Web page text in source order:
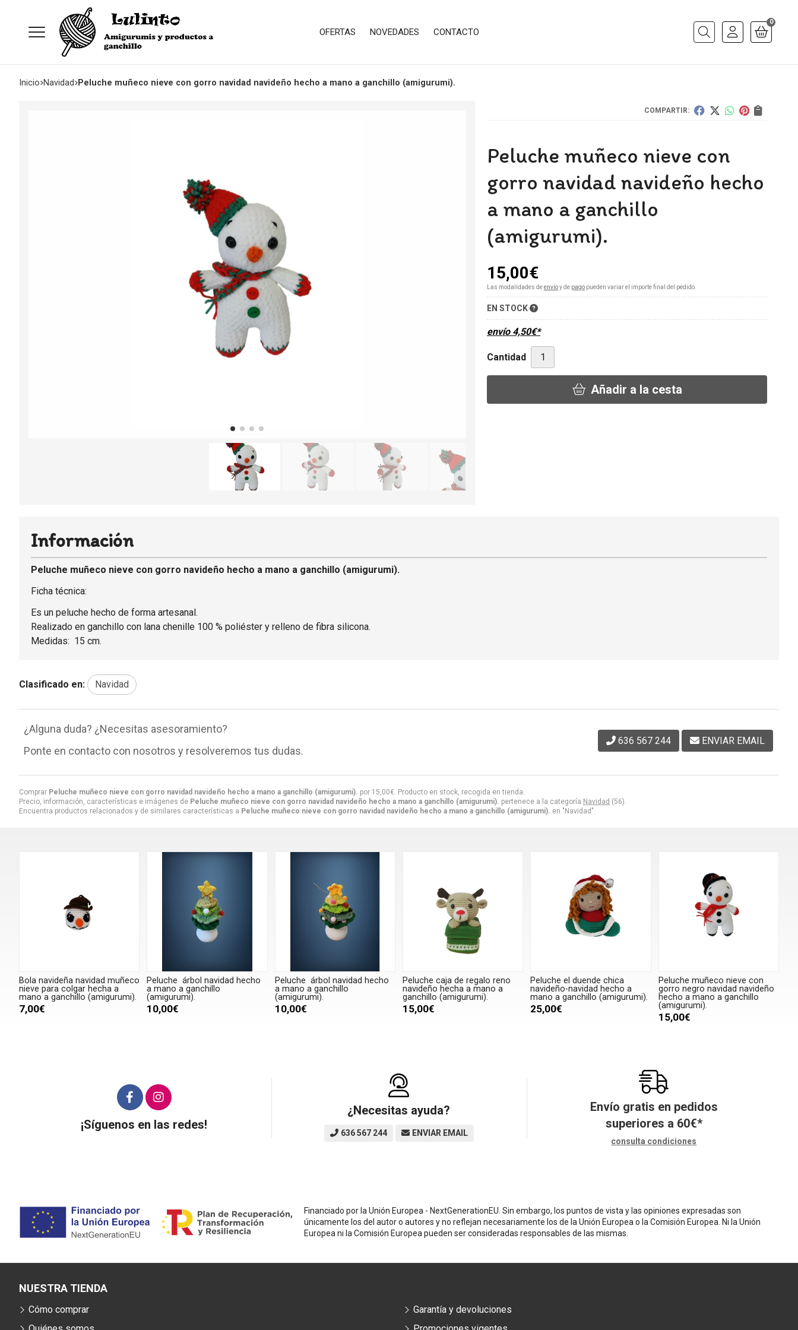
OFERTAS NOVEDADES CONTACTO
Buscar
0
Inicio navidad Peluche muñeco nieve con gorro navidad navideño hecho a mano a ganchillo (amigurumi).
COMPARTIR:
Peluche muñeco nieve con
gorro navidad navideño hecho
a mano a ganchillo
(amigurumi).
15,00€
Las modalidades deenvíoy de pago pueden variar el importe final del pedido.
EN STOCK
envío 4,50€*
Cantidad
Añadir a la cesta
Comprar Peluche muñeco nieve con gorro navidad navideño hecho a mano a ganchillo (amigurumi). por 15,00€. Producto en stock, recogida en tienda.
Precio, información, características e imágenes de Peluche muñeco nieve con gorro navidad navideño hecho a mano a ganchillo (amigurumi). pertenece a la categoría Navidad (56).
Encuentra productos relacionados y de similares características a Peluche muñeco nieve con gorro navidad navideño hecho a mano a ganchillo (amigurumi). en "Navidad".
Información
Peluche muñeco nieve con gorro navideño hecho a mano a ganchillo (amigurumi).
Ficha técnica:
Es un peluche hecho de forma artesanal.
Realizado en ganchillo con lana chenille 100 % poliéster y relleno de fibra silicona.
Medidas: 15 cm.
Clasificado en: Navidad
¿Alguna duda? ¿Necesitas asesoramiento?
Ponte en contacto con nosotros y resolveremos tus dudas.
636 567 244 ENVIAR EMAIL
Bola navideña navidad muñeco
nieve para colgar hecha a
mano a ganchillo (amigurumi).
7,00€
Peluche árbol navidad hecho
a mano a ganchillo
(amigurumi).
10,00€
Peluche árbol navidad hecho
a mano a ganchillo
(amigurumi).
10,00€
Peluche caja de regalo reno
navideño hecha a mano a
ganchillo (amigurumi).
15,00€
Peluche el duende chica
navideño-navidad hecho a
mano a ganchillo (amigurumi).
25,00€
Peluche muñeco nieve con
gorro negro navidad navideño
hecho a mano a ganchillo
(amigurumi).
15,00€
¡Síguenos en las redes!
¿Necesitas ayuda?
636 567 244 ENVIAR EMAIL
Envío gratis en pedidos
superiores a 60€*
consulta condiciones
Financiado por la Unión Europea - NextGenerationEU. Sin embargo, los puntos de vista y las opiniones expresadas son
únicamente los del autor o autores y no reflejan necesariamente los de la Unión Europea o la Comisión Europea. Ni la Unión
Europea ni la Comisión Europea pueden ser consideradas responsables de las mismas.
NUESTRA TIENDA
Cómo comprar
Garantía y devoluciones